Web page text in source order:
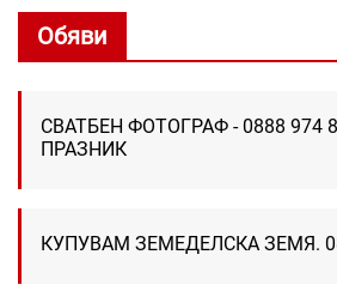
Обяви
СВАТБЕН ФОТОГРАФ - 0888 974
ПРАЗНИК
КУПУВАМ ЗЕМЕДЕЛСКА ЗЕМЯ.